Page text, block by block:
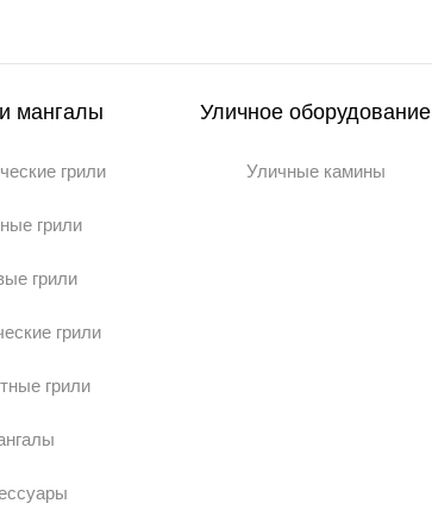
мангалы
грили
грили
грили
грили
грили
Уличное оборудование
Уличные камины